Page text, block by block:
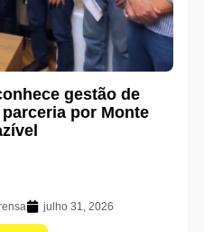
gestão de
por Monte
julho 31, 2026